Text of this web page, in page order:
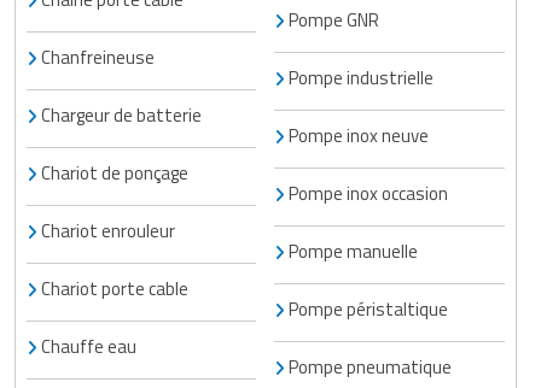
Chanfreineuse
Chargeur de batterie
Chariot de ponçage
Chariot enrouleur
Chariot porte cable
Chauffe eau
Pompe GNR
Pompe industrielle
Pompe inox neuve
Pompe inox occasion
Pompe manuelle
Pompe péristaltique
Pompe pneumatique